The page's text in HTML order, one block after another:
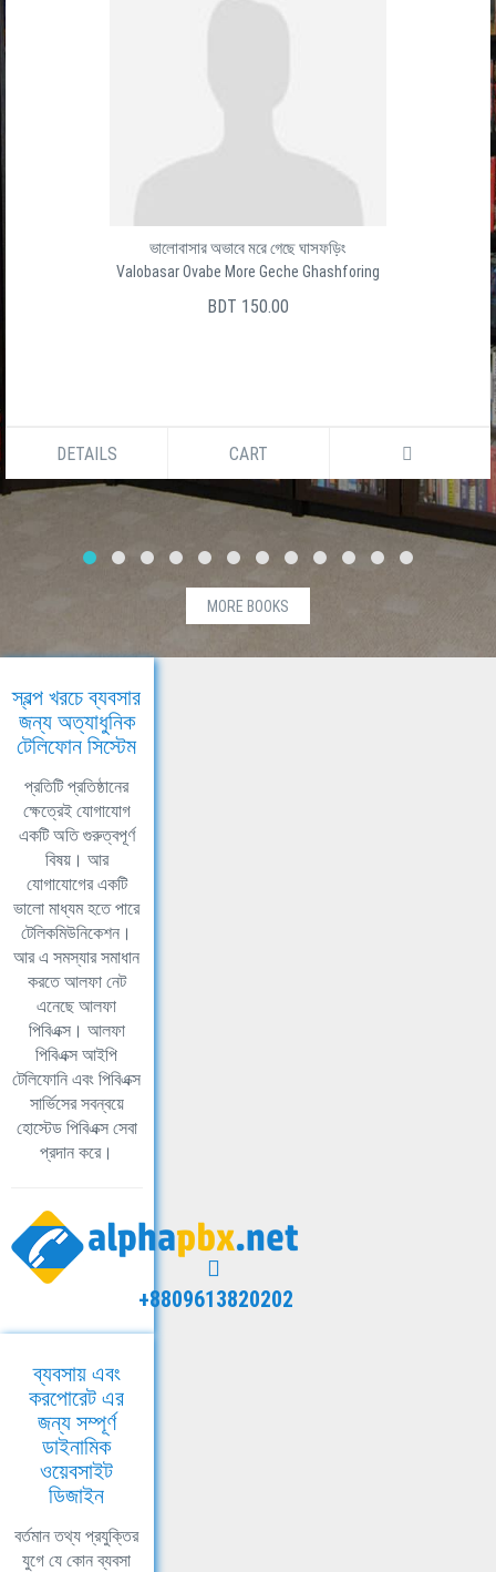
ভালোবাসার অভাবে মরে গেছে ঘাসফড়িং
Valobasar Ovabe More Geche Ghashforing
BDT 150.00
DETAILS CART
MORE BOOKS
স্বল্প খরচে ব্যবসার
জন্য অত্যাধুনিক
টেলিফোন সিস্টেম
প্রতিটি প্রতিষ্ঠানের
ক্ষেত্রেই যোগাযোগ
একটি অতি গুরুত্বপূর্ণ
বিষয়। আর
যোগাযোগের একটি
ভালো মাধ্যম হতে পারে
টেলিকমিউনিকেশন।
আর এ সমস্যার সমাধান
করতে আলফা নেট
এনেছে আলফা
পিবিএক্স। আলফা
পিবিএক্স আইপি
টেলিফোনি এবং পিবিএক্স
সার্ভিসের সবন্বয়ে
হোস্টেড পিবিএক্স সেবা
প্রদান করে।
+8809613820202
ব্যবসায় এবং
করপোরেট এর
জন্য সম্পূর্ণ
ডাইনামিক
ওয়েবসাইট
ডিজাইন
বর্তমান তথ্য প্রযুক্তির
যুগে যে কোন ব্যবসা